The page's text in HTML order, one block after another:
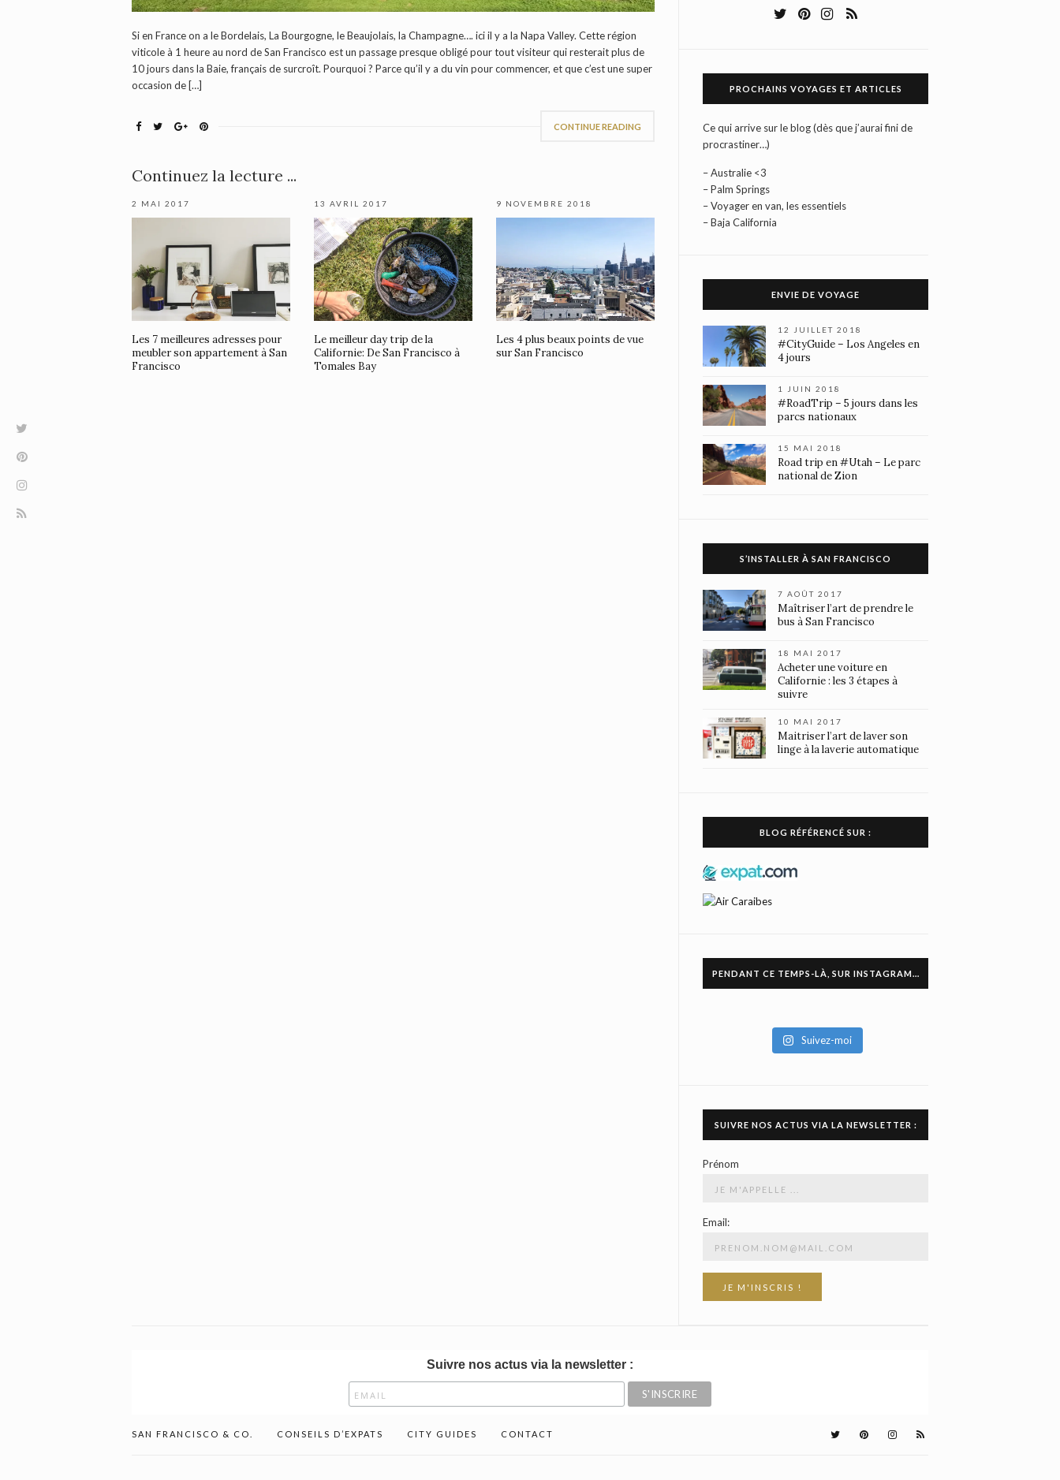
Si en France on a le Bordelais, La Bourgogne, le Beaujolais, la Champagne…. ici il y a la Napa Valley. Cette région
viticole à 1 heure au nord de San Francisco est un passage presque obligé pour tout visiteur qui resterait plus de
10 jours dans la Baie, français de surcroît. Pourquoi ? Parce qu’il y a du vin pour commencer, et que c’est une super
occasion de […]
CONTINUE READING
Continuez la lecture ...
2 MAI 2017
Les 7 meilleures adresses pour
meubler son appartement à San
Francisco
13 AVRIL 2017
Le meilleur day trip de la
Californie: De San Francisco à
Tomales Bay
9 NOVEMBRE 2018
Les 4 plus beaux points de vue
sur San Francisco
PROCHAINS VOYAGES ET ARTICLES
Ce qui arrive sur le blog (dès que j’aurai fini de
procrastiner…)
– Australie <3
– Palm Springs
– Voyager en van, les essentiels
– Baja California
ENVIE DE VOYAGE
12 JUILLET 2018
#CityGuide – Los Angeles en
4 jours
1 JUIN 2018
#RoadTrip – 5 jours dans les
parcs nationaux
15 MAI 2018
Road trip en #Utah – Le parc
national de Zion
S’INSTALLER À SAN FRANCISCO
7 AOÛT 2017
Maîtriser l’art de prendre le
bus à San Francisco
18 MAI 2017
Acheter une voiture en
Californie : les 3 étapes à
suivre
10 MAI 2017
Maitriser l’art de laver son
linge à la laverie automatique
BLOG RÉFÉRENCÉ SUR :
PENDANT CE TEMPS-LÀ, SUR INSTAGRAM…
Suivez-moi
SUIVRE NOS ACTUS VIA LA NEWSLETTER :
Prénom
Email:
Suivre nos actus via la newsletter :
SAN FRANCISCO & CO. CONSEILS D’EXPATS CITY GUIDES CONTACT